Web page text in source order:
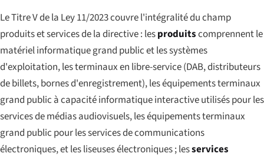
Le Titre V de la Ley 11/2023 couvre l'intégralité du champ
produits et services de la directive : lesproduitscomprennent le
matériel informatique grand public et les systèmes
d'exploitation, les terminaux en libre-service (DAB, distributeurs
de billets, bornes d'enregistrement), les équipements terminaux
grand public à capacité informatique interactive utilisés pour les
services de médias audiovisuels, les équipements terminaux
grand public pour les services de communications
électroniques, et les liseuses électroniques ; lesservices